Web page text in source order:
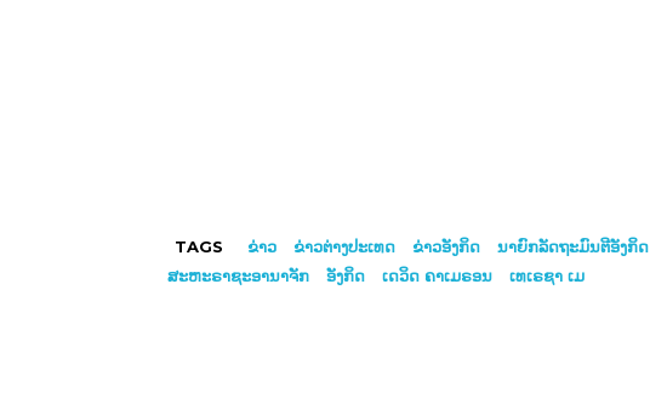
TAGS ຂ່າວ ຂ່າວ​ຕ່າງ​ປະເທດ ຂ່າວອັງກິດ ນາຍົກລັດຖະມົນຕີອັງກິດ
ສະຫະຣາຊະອານາຈັກ
ອັງກິດ ເດວິດ ຄາເມຣອນ ເທເຣຊາ ເມ